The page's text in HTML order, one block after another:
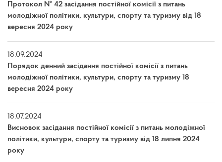
Протокол № 42 засідання постійної комісії з питань
молодіжної політики, культури, спорту та туризму від 18
вересня 2024 року
18.09.2024
Порядок денний засідання постійної комісії з питань
молодіжної політики, культури, спорту та туризму 18
вересня 2024 року
18.07.2024
Висновок засідання постійної комісії з питань молодіжної
політики, культури, спорту та туризму від 18 липня 2024
року